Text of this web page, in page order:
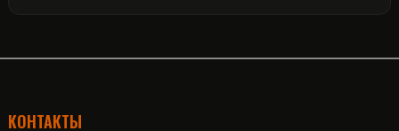
КОНТАКТЫ